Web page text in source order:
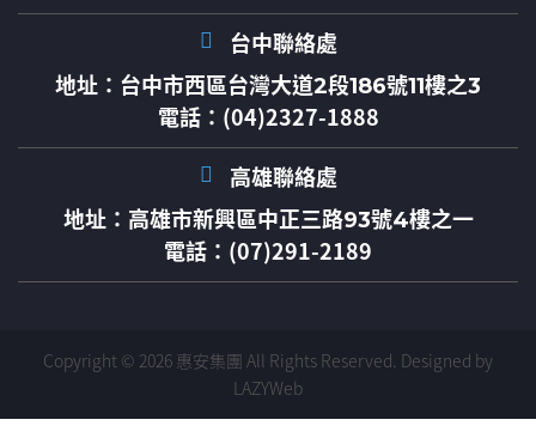
台中聯絡處
地址： 台中市西區台灣大道2段186號11樓之3
電話：(04)2327-1888
高雄聯絡處
地址： 高雄市新興區中正三路93號4樓之一
電話：(07)291-2189
Copyright © 2026 惠安集團 All Rights Reserved. Designed by
LAZYWeb